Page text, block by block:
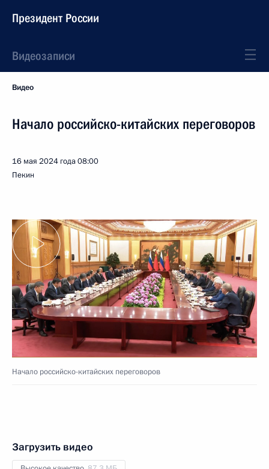
Президент России
Видеозаписи
Видео
Начало российско-китайских переговоров
16 мая 2024 года08:00
Пекин
Начало российско-китайских переговоров
Загрузить видео